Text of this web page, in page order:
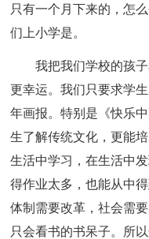
只有一个月下来的，怎
们上小学是。
我把我们学校的孩
更幸运。我们只要求学
年画报。特别是《快乐
生了解传统文化，更能
生活中学习，在生活中
得作业太多，也能从中
体制需要改革，社会需
只会看书的书呆子。所